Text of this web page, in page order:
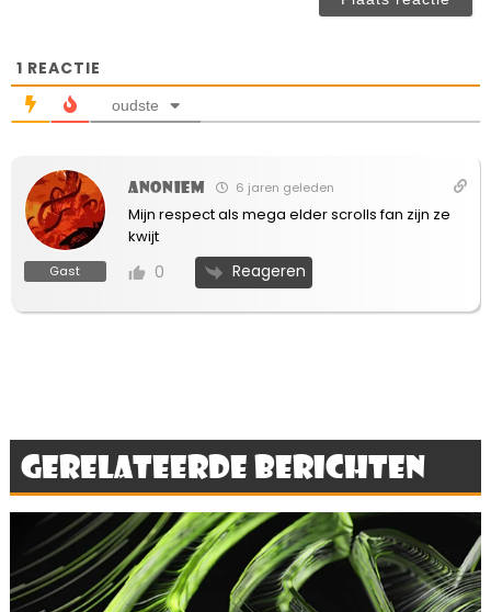
1 REACTIE
oudste
Gast
Anoniem 6 jaren geleden
Mijn respect als mega elder scrolls fan zijn ze
kwijt
0 Reageren
Gerelateerde berichten